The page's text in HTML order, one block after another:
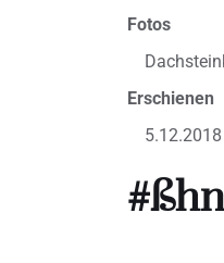
Fotos
Erschienen
5.12.2018